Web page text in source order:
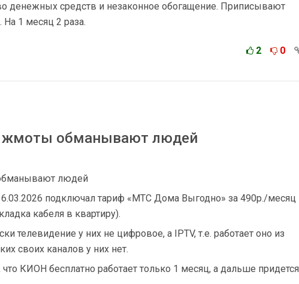
денежных средств и незаконное обогащение. Приписывают
На 1 месяц 2 раза.
2 0
жмоты обманывают людей
людей
подключал тариф «МТС Дома Выгодно» за 490р./месяц
кабеля в квартиру).
телевидение у них не цифровое, а IPTV, т.е. работает оно из
своих каналов у них нет.
КИОН бесплатно работает только 1 месяц, а дальше придется